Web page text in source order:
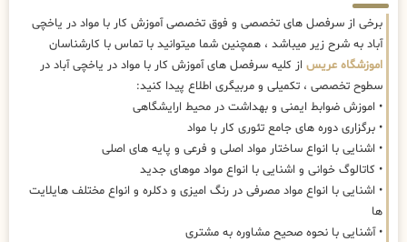
برخی از سرفصل های تخصصی و فوق تخصصی آموزش کار با مواد در یاخچی
آباد به شرح زیر میباشد ، همچنین شما میتوانید با تماس با کارشناسان
اموزشگاه عریس از کلیه سرفصل های آموزش کار با مواد در یاخچی آباد در
سطوح تخصصی ، تکمیلی و مربیگری اطلاع پیدا کنید:
• اموزش ضوابط ایمنی و بهداشت در محیط ارایشگاهی
• برگزاری دوره های جامع تئوری کار با مواد
• اشنایی با انواع ساختار مواد اصلی و فرعی و پایه های اصلی
• کاتالوگ خوانی و اشنایی با انواع مواد موهای جدید
• اشنایی با انواع مواد مصرفی در رنگ امیزی و دکلره و انواع مختلف هایلایت
ها
• آشنایی با نحوه صحیح مشاوره به مشتری